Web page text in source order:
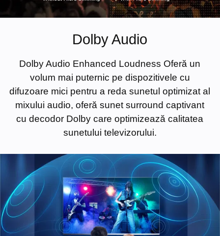
Dolby Audio
Dolby Audio Enhanced Loudness Oferă un
volum mai puternic pe dispozitivele cu
difuzoare mici pentru a reda sunetul optimizat al
mixului audio, oferă sunet surround captivant
cu decodor Dolby care optimizează calitatea
sunetului televizorului.